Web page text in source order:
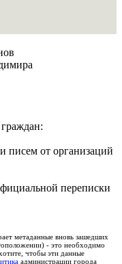
писем от организаций
переписки
метаданные вновь зашедших
- это необходимо
чтобы эти данные
администрации города